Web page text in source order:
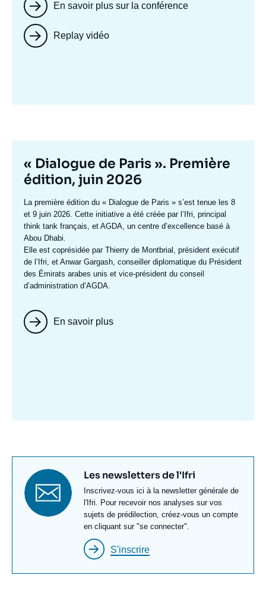
En savoir plus sur la conférence
Replay vidéo
Titre
mis
en
avant
« Dialogue de Paris ». Première
édition, juin 2026
Texte
accroche
La première édition du « Dialogue de Paris » s’est tenue les 8
et 9 juin 2026. Cette initiative a été créée par l’Ifri, principal
think tank français, et AGDA, un centre d’excellence basé à
Abou Dhabi.
Elle est coprésidée par Thierry de Montbrial , président exécutif
de l’Ifri, et Anwar Gargash, conseiller diplomatique du Président
des Émirats arabes unis et vice-président du conseil
d’administration d’AGDA.
En savoir plus
Titre
newsletter
Les newsletters de l'Ifri
Texte
Newsletter
Inscrivez-vous ici à la newsletter générale de
l'Ifri. Pour recevoir nos analyses sur vos
sujets de prédilection, créez-vous un compte
en cliquant sur "se connecter".
S'inscrire